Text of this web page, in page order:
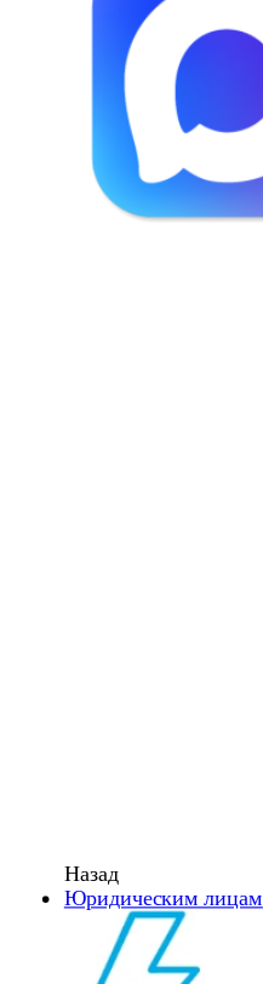
Назад
Юридическим лицам